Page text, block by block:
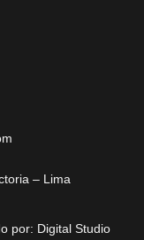
– Lima
por: Digital Studio